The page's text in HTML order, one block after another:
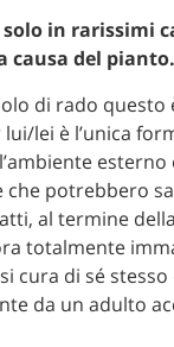
in rarissimi
causa del pianto.
di rado questo
lei è l’unica
potrebbero
al termine
totalmente
cura di sé stesso
da un adulto